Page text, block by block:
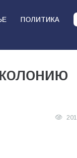
ПОЛИТИКА
201